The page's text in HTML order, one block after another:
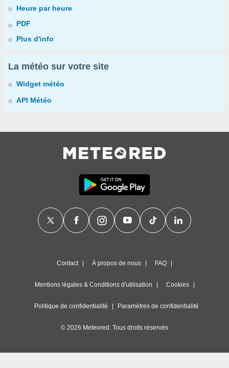
Heure par heure
PDF
Plus d'info
La météo sur votre site
Widget météo
API Météo
Contact À propos de nous FAQ
Mentions légales & Conditions d'utilisation Cookies
Politique de confidentialité Paramètres de confidentialité
© 2026 Meteored. Tous droits réservés